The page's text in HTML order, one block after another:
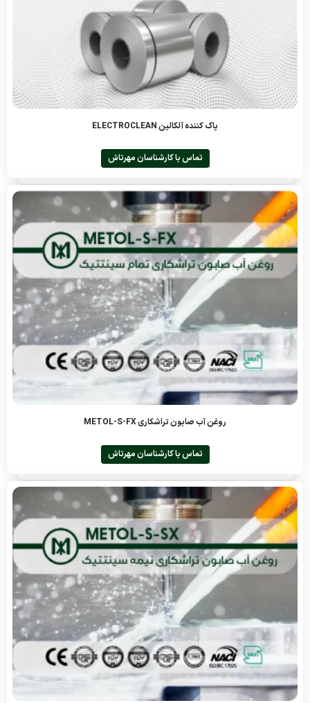
پاک کننده آلکالین ELECTROCLEAN
تماس با کارشناسان مهرتاش
روغن آب صابون تراشکاری METOL-S-FX
تماس با کارشناسان مهرتاش